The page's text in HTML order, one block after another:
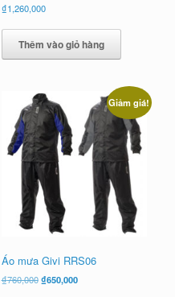
₫1,260,000
Thêm vào giỏ hàng
Giảm giá!
Áo mưa Givi RRS06
₫760,000 Giá
₫650,000Giá